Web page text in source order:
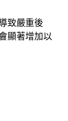
致嚴重後
顯著增加以